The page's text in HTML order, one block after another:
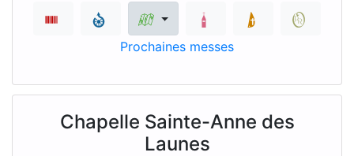
Prochaines messes
Chapelle Sainte-Anne des
Launes